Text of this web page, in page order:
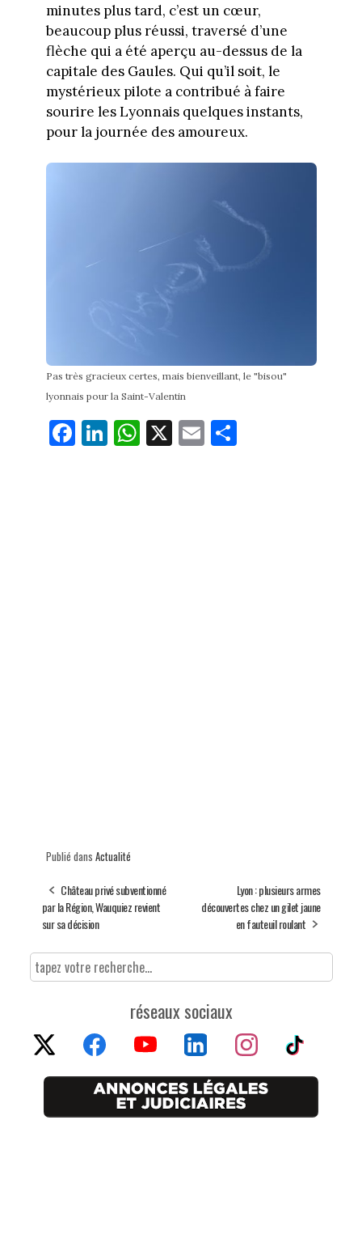
minutes plus tard, c’est un cœur,
beaucoup plus réussi, traversé d’une
flèche qui a été aperçu au-dessus de la
capitale des Gaules. Qui qu’il soit, le
mystérieux pilote a contribué à faire
sourire les Lyonnais quelques instants,
pour la journée des amoureux.
Pas très gracieux certes, mais bienveillant, le "bisou"
lyonnais pour la Saint-Valentin
Fa
ce
Li
nk
W
ha
X E
m
Pa
Publié dans Actualité
Château privé subventionné
par la Région, Wauquiez revient
sur sa décision
Lyon : plusieurs armes
découvertes chez un gilet jaune
en fauteuil roulant
réseaux sociaux